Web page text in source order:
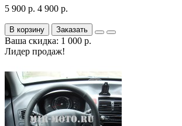
5 900 р. 4 900 р.
В корзину Заказать
Ваша скидка: 1 000 р.
Лидер продаж!